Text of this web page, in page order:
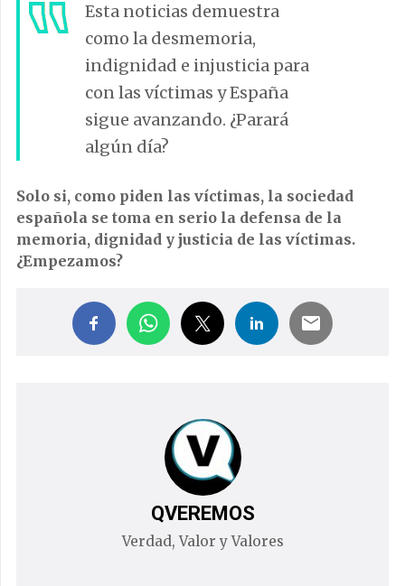
Esta noticias demuestra
como la desmemoria,
indignidad e injusticia para
con las víctimas y España
sigue avanzando. ¿Parará
algún día?
Solo si, como piden las víctimas, la sociedad
española se toma en serio la defensa de la
memoria, dignidad y justicia de las víctimas.
¿Empezamos?
QVEREMOS
Verdad, Valor y Valores